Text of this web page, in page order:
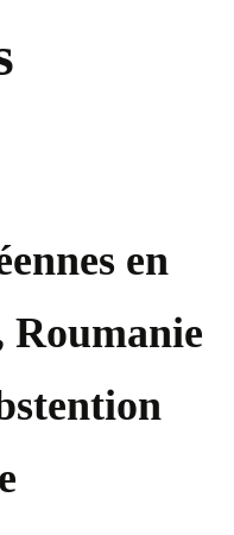
en
Roumanie